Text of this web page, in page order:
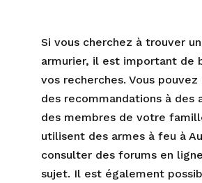
Si vous cherchez à trouver
armurier, il est important de
vos recherches. Vous
des recommandations à des
des membres de votre
utilisent des armes à feu à
consulter des forums en
sujet. Il est également